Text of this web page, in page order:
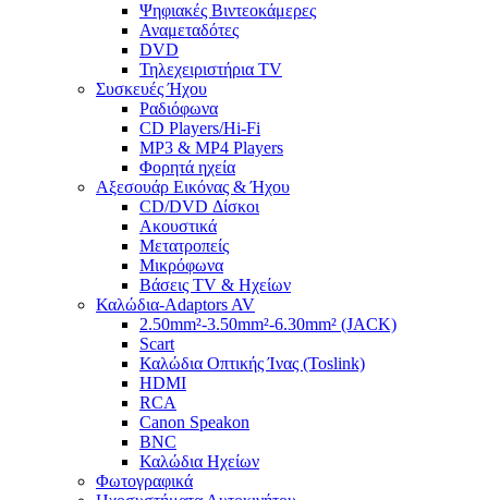
Ψηφιακές Βιντεοκάμερες
Αναμεταδότες
DVD
Τηλεχειριστήρια TV
Συσκευές Ήχου
Ραδιόφωνα
CD Players/Hi-Fi
MP3 & MP4 Players
Φορητά ηχεία
Αξεσουάρ Εικόνας & Ήχου
CD/DVD Δίσκοι
Ακουστικά
Μετατροπείς
Μικρόφωνα
Βάσεις TV & Ηχείων
Καλώδια-Adaptors AV
2.50mm²-3.50mm²-6.30mm² (JACK)
Scart
Καλώδια Οπτικής Ίνας (Toslink)
HDMI
RCA
Canon Speakon
BNC
Καλώδια Ηχείων
Φωτογραφικά